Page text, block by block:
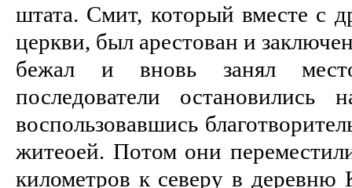
штата. Смит, который вместе с
церкви, был арестован и
бежал и вновь занял
последователи
воспользовавшись
житеоей. Потом они
километров к северу в